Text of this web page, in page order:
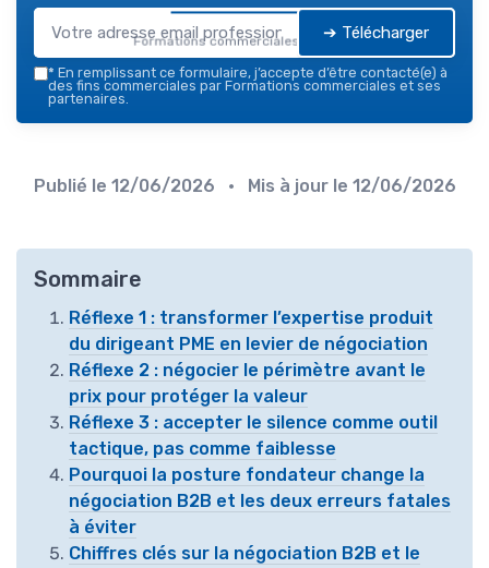
Formations commerciales — 2026➔ Télécharger
* En remplissant ce formulaire, j’accepte d’être contacté(e) à
des fins commerciales par Formations commerciales et ses
partenaires.
Publié le 12/06/2026 • Mis à jour le 12/06/2026
Sommaire
Réflexe 1 : transformer l’expertise produit
du dirigeant PME en levier de négociation
Réflexe 2 : négocier le périmètre avant le
prix pour protéger la valeur
Réflexe 3 : accepter le silence comme outil
tactique, pas comme faiblesse
Pourquoi la posture fondateur change la
négociation B2B et les deux erreurs fatales
à éviter
Chiffres clés sur la négociation B2B et le